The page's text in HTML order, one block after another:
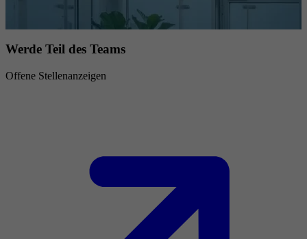
Werde Teil des Teams
Offene Stellenanzeigen